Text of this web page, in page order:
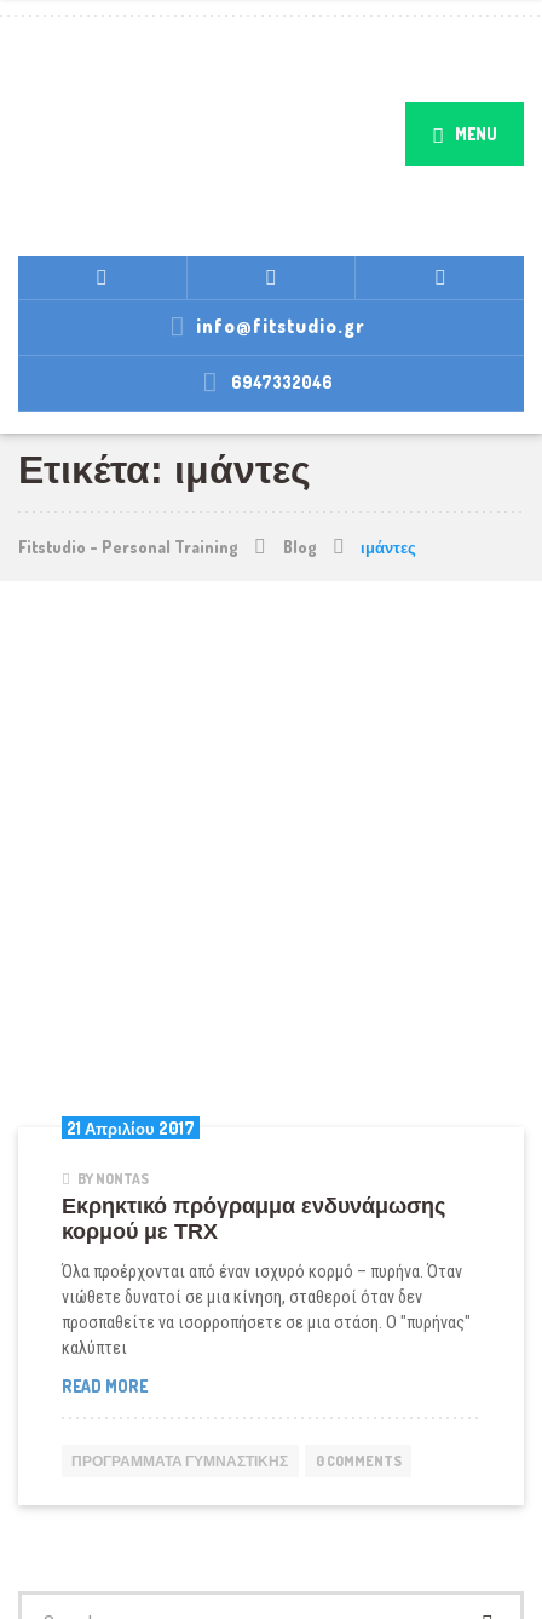
MENU
info@fitstudio.gr
6947332046
Ετικέτα: ιμάντες
Fitstudio - Personal Training Blog ιμάντες
21 Απριλίου 2017
BY NONTAS
Εκρηκτικό πρόγραμμα ενδυνάμωσης
κορμού με TRX
Όλα προέρχονται από έναν ισχυρό κορμό – πυρήνα. Όταν
νιώθετε δυνατοί σε μια κίνηση, σταθεροί όταν δεν
προσπαθείτε να ισορροπήσετε σε μια στάση. Ο "πυρήνας"
καλύπτει
READ MOREΕΚΡΗΚΤΙΚΌ
ΚΟΡΜΟΎ
ΠΡΟΓΡΆΜΜΑΤΑ ΓΥΜΝΑΣΤΙΚΉΣ 0 COMMENTS